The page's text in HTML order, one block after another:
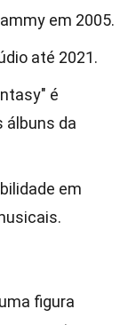
em 2005.
até 2021.
é
álbuns da
em
figura